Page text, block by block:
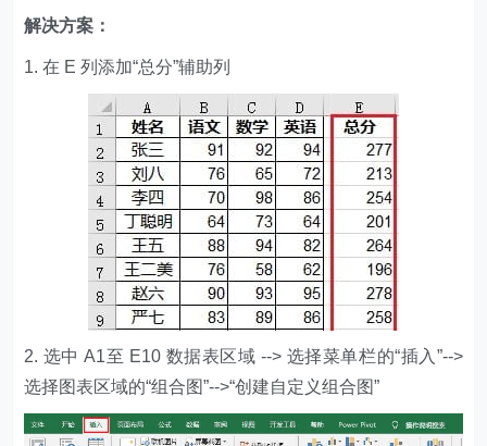
解决方案：
1. 在 E 列添加“总分”辅助列
2. 选中 A1至 E10 数据表区域 --> 选择菜单栏的“插入”-->
选择图表区域的“组合图”-->“创建自定义组合图”